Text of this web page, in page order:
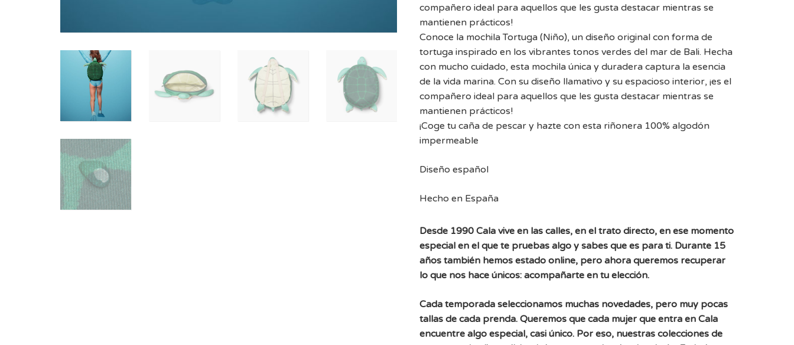
compañero ideal para aquellos que les gusta destacar mientras se
mantienen prácticos!
Conoce la mochila Tortuga (Niño), un diseño original con forma de
tortuga inspirado en los vibrantes tonos verdes del mar de Bali. Hecha
con mucho cuidado, esta mochila única y duradera captura la esencia
de la vida marina. Con su diseño llamativo y su espacioso interior, ¡es el
compañero ideal para aquellos que les gusta destacar mientras se
mantienen prácticos!
¡Coge tu caña de pescar y hazte con esta riñonera 100% algodón
impermeable
Diseño español
Hecho en España
Desde 1990 Cala vive en las calles, en el trato directo, en ese momento
especial en el que te pruebas algo y sabes que es para ti. Durante 15
años también hemos estado online, pero ahora queremos recuperar
lo que nos hace únicos: acompañarte en tu elección.
Cada temporada seleccionamos muchas novedades, pero muy pocas
tallas de cada prenda. Queremos que cada mujer que entra en Cala
encuentre algo especial, casi único. Por eso, nuestras colecciones de